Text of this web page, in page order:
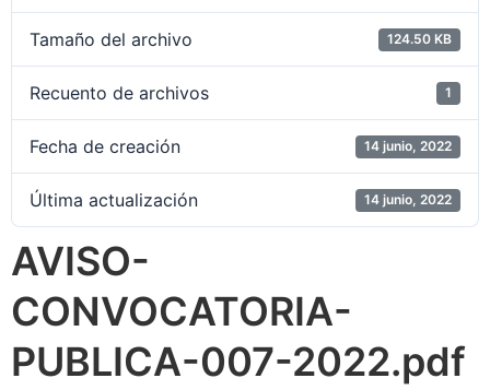
Tamaño del archivo 124.50 KB
Recuento de archivos 1
Fecha de creación 14 junio, 2022
Última actualización 14 junio, 2022
AVISO-
CONVOCATORIA-
PUBLICA-007-2022.pdf